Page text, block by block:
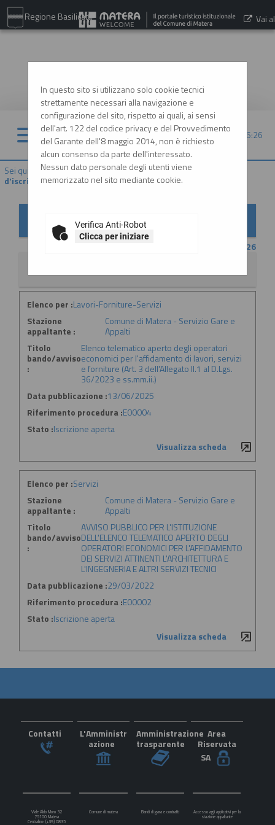
Regione Basilicata Vai al
06/08/2026 16:26
Sei qui: Home»Elenco operatori economici»Bandi e avvisi
d'iscrizione
In questo sito si utilizzano solo cookie tecnici
strettamente necessari alla navigazione e
configurazione del sito, rispetto ai quali, ai sensi
dell'art. 122 del codice privacy e del Provvedimento
del Garante dell'8 maggio 2014, non è richiesto
alcun consenso da parte dell'interessato.
Nessun dato personale degli utenti viene
memorizzato nel sito mediante cookie.
Verifica Anti-Robot
Clicca per iniziare
economici
CONTENUTO AGGIORNATO AL 20/07/2026
Elenco per :Lavori-Forniture-Servizi
Stazione
appaltante :
Comune di Matera - Servizio Gare e
Appalti
Titolo
bando/avviso
:
Elenco telematico aperto degli operatori
economici per l'affidamento di lavori, servizi
e forniture (Art. 3 dell'Allegato II.1 al D.Lgs.
36/2023 e ss.mm.ii.)
Data pubblicazione :13/06/2025
Riferimento procedura :E00004
Stato :Iscrizione aperta
Visualizza scheda
Elenco per :Servizi
Stazione
appaltante :
Comune di Matera - Servizio Gare e
Appalti
Titolo
bando/avviso
:
AVVISO PUBBLICO PER L'ISTITUZIONE
DELL'ELENCO TELEMATICO APERTO DEGLI
OPERATORI ECONOMICI PER L'AFFIDAMENTO
DEI SERVIZI ATTINENTI L'ARCHITETTURA E
L'INGEGNERIA E ALTRI SERVIZI TECNICI
Data pubblicazione :29/03/2022
Riferimento procedura :E00002
Stato :Iscrizione aperta
Visualizza scheda
Contatti
L'Amministr
azione
Amministrazione
trasparente
Area
Riservata
SA
Viale Aldo Moro 32
75100 Matera
Centralino: (+39) 0835
Comune di matera Bandi di gara e contratti Accesso agli applicativi per la
stazione appaltante